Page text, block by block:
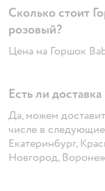
Сколько стоит
розовый?
Цена на Горшок
Есть ли
Да, можем
числе в
Екатеринбург,
Новгород,